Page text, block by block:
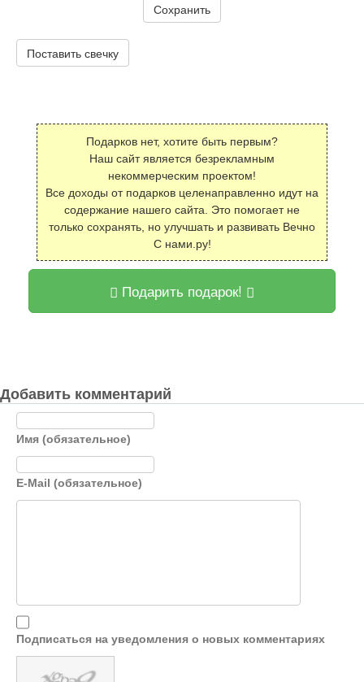
Сохранить
Поставить свечку
Подарков нет, хотите быть первым?
Наш сайт является безрекламным
некоммерческим проектом!
Все доходы от подарков целенаправленно идут на
содержание нашего сайта. Это помогает не
только сохранять, но улучшать и развивать Вечно
С нами.ру!
Подарить подарок!
Добавить комментарий
Имя (обязательное)
E-Mail (обязательное)
Подписаться на уведомления о новых комментариях